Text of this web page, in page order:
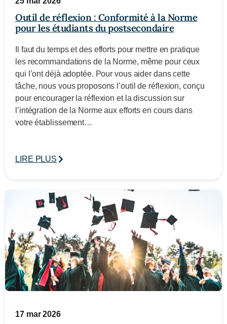
Outil de réflexion : Conformité à la Norme
pour les étudiants du postsecondaire
Il faut du temps et des efforts pour mettre en pratique
les recommandations de la Norme, même pour ceux
qui l’ont déjà adoptée. Pour vous aider dans cette
tâche, nous vous proposons l’outil de réflexion, conçu
pour encourager la réflexion et la discussion sur
l’intégration de la Norme aux efforts en cours dans
votre établissement…
LIRE PLUS
17 mar 2026